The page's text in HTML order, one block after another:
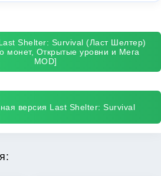
Shelter: Survival (Ласт Шелтер)
монет, Открытые уровни и Мега
MOD]
версия Last Shelter: Survival